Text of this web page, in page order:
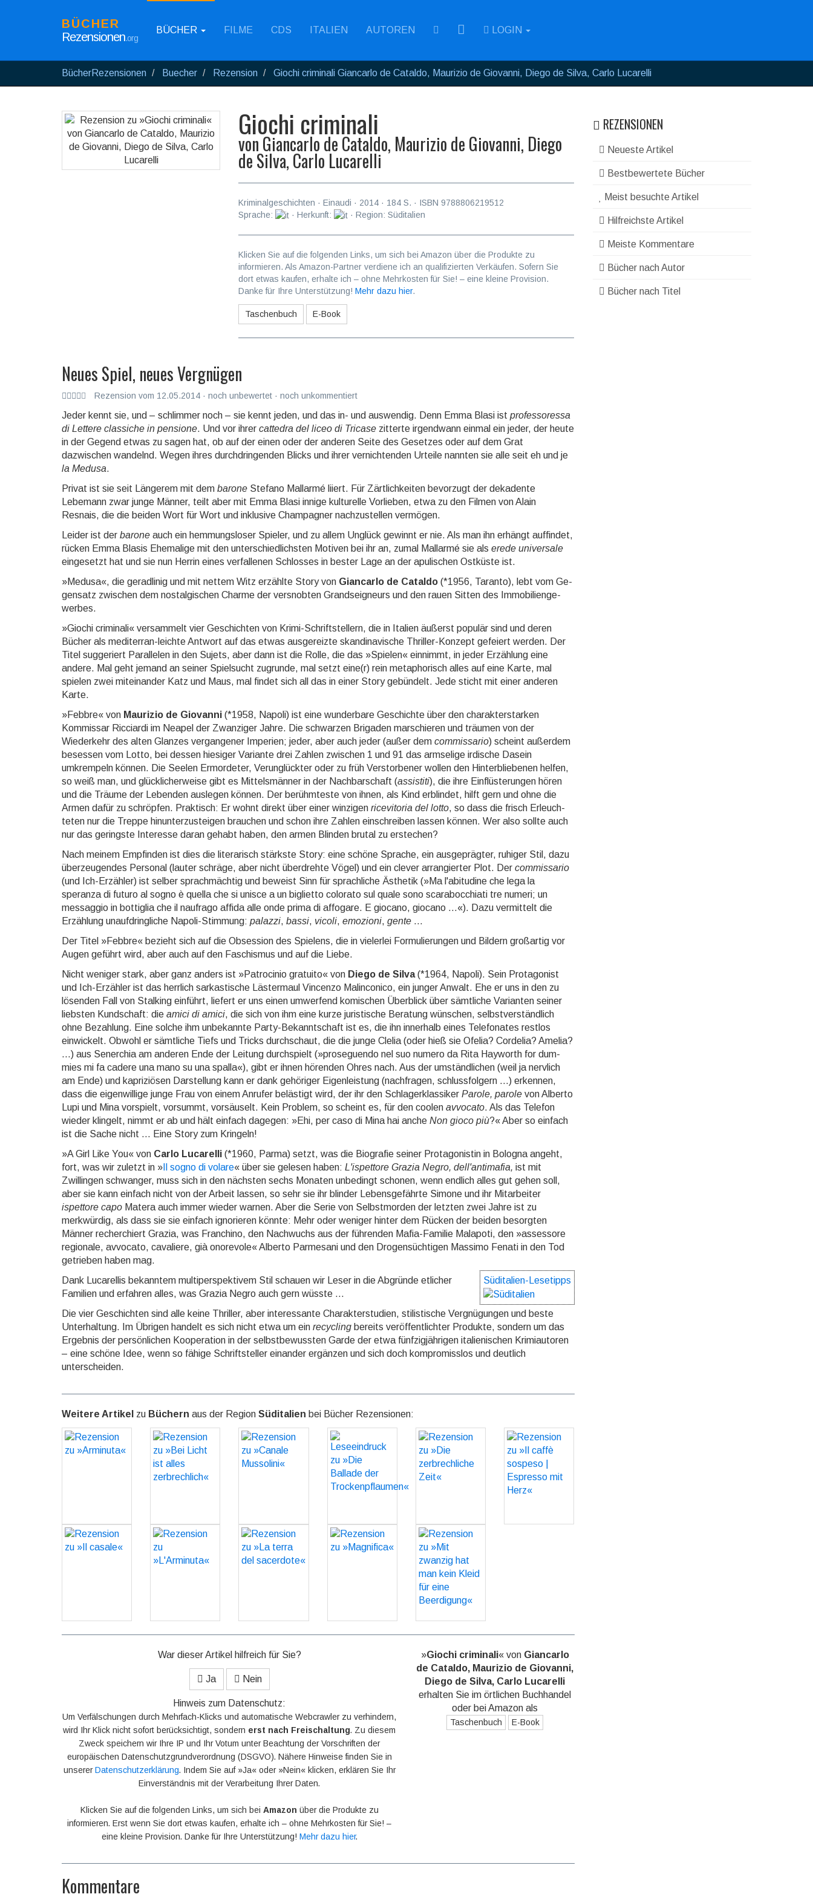
BÜCHER
Rezensionen.org
BÜCHER FILME CDS ITALIEN AUTOREN RSS LOGIN
BücherRezensionen Buecher Rezension Giochi criminali Giancarlo de Cataldo, Maurizio de Giovanni, Diego de Silva, Carlo Lucarelli
Giochi criminali
vonGiancarlo de Cataldo, Maurizio de Giovanni, Diego
de Silva, Carlo Lucarelli
Kriminalgeschichten ·Einaudi · 2014 · 184 S. · ISBN9788806219512
Sprache:
· Herkunft: · Region: Süditalien
Klicken Sie auf die folgenden Links, um sich bei Amazon über die Produkte zu
informieren. Als Amazon-Partner verdiene ich an qualifizierten Verkäufen. Sofern Sie
dort etwas kaufen, erhalte ich – ohne Mehrkosten für Sie! – eine kleine Provision.
Danke für Ihre Unterstützung!Mehr dazu hier.
Taschenbuch E-Book
Neues Spiel, neues Vergnügen
Rezension vom 12.05.2014 · noch unbewertet · noch unkommentiert
Jeder kennt sie, und – schlimmer noch – sie kennt jeden, und das in- und aus­wen­dig. Denn Emma Blasi ist professoressa
di Lettere classiche in pen­sio­ne. Und vor ihrer cattedra del liceo di Tricase zitterte irgend­wann einmal ein jeder, der heute
in der Gegend etwas zu sagen hat, ob auf der einen oder der anderen Seite des Gesetzes oder auf dem Grat
dazwischen wandelnd. Wegen ihres durchdringenden Blicks und ihrer vernichtenden Urteile nannten sie alle seit eh und je
la Medusa.
Privat ist sie seit Längerem mit dem barone Stefano Mallarmé liiert. Für Zärtlichkeiten bevorzugt der de­ka­den­te
Lebemann zwar junge Männer, teilt aber mit Emma Blasi innige kulturelle Vorlieben, etwa zu den Fil­men von Alain
Resnais, die die beiden Wort für Wort und inklusive Champagner nachzustellen vermö­gen.
Leider ist der barone auch ein hemmungsloser Spieler, und zu allem Unglück gewinnt er nie. Als man ihn erhängt auffindet,
rücken Emma Blasis Ehemalige mit den unterschiedlichsten Motiven bei ihr an, zumal Mallarmé sie als erede universale
eingesetzt hat und sie nun Herrin eines verfallenen Schlosses in bester Lage an der apulischen Ostküste ist.
»Medusa«, die geradlinig und mit nettem Witz erzählte Story von Giancarlo de Cataldo (*1956, Taranto), lebt vom Ge­
gen­satz zwischen dem nostalgischen Charme der versnobten Grandseigneurs und den rauen Sitten des Im­mo­bi­lien­ge­
wer­bes.
»Giochi criminali« versammelt vier Geschichten von Krimi-Schriftstellern, die in Italien äußerst populär sind und deren
Bücher als mediterran-leichte Antwort auf das etwas ausgereizte skandinavische Thriller-Kon­zept gefeiert werden. Der
Titel suggeriert Parallelen in den Sujets, aber dann ist die Rolle, die das »Spie­len« ein­nimmt, in jeder Erzählung eine
andere. Mal geht jemand an seiner Spielsucht zugrunde, mal setzt eine(r) rein metaphorisch alles auf eine Karte, mal
spielen zwei miteinander Katz und Maus, mal fin­det sich all das in einer Story gebündelt. Jede sticht mit einer anderen
Karte.
»Febbre« von Maurizio de Giovanni (*1958, Napoli) ist eine wunderbare Geschichte über den charakter­star­ken
Kommissar Ricciardi im Neapel der Zwanziger Jahre. Die schwarzen Brigaden marschieren und träu­men von der
Wiederkehr des alten Glanzes vergangener Imperien; jeder, aber auch jeder (außer dem commissario) scheint außerdem
besessen vom Lotto, bei dessen hiesiger Variante drei Zahlen zwischen 1 und 91 das armselige irdische Dasein
umkrempeln können. Die Seelen Ermordeter, Verunglückter oder zu früh Verstorbener wollen den Hinterbliebenen helfen,
so weiß man, und glücklicherweise gibt es Mittels­män­ner in der Nachbarschaft (assistiti), die ihre Einflüsterungen hören
und die Träume der Lebenden aus­legen können. Der berühmteste von ihnen, als Kind erblindet, hilft gern und ohne die
Armen dafür zu schröp­fen. Praktisch: Er wohnt direkt über einer winzigen ricevitoria del lotto, so dass die frisch Erleuch­
teten nur die Treppe hinunterzusteigen brauchen und schon ihre Zahlen einschreiben lassen können. Wer also sollte auch
nur das geringste Interesse daran gehabt haben, den armen Blinden brutal zu erstechen?
Nach meinem Empfinden ist dies die literarisch stärkste Story: eine schöne Sprache, ein ausgeprägter, ru­higer Stil, dazu
überzeugendes Personal (lauter schräge, aber nicht überdrehte Vögel) und ein clever ar­ran­gier­ter Plot. Der commissario
(und Ich-Erzähler) ist selber sprachmächtig und beweist Sinn für sprach­liche Ästhetik (»Ma l'abitudine che lega la
speranza di futuro al sogno è quella che si unisce a un biglietto colo­rato sul quale sono scarabocchiati tre numeri; un
messaggio in bottiglia che il naufrago affida alle onde prima di affogare. E giocano, giocano ...«). Dazu vermittelt die
Erzählung unaufdringliche Napoli-Stim­mung: palazzi, bassi, vicoli, emozioni, gente ...
Der Titel »Febbre« bezieht sich auf die Obsession des Spielens, die in vielerlei Formulierungen und Bil­dern großartig vor
Augen geführt wird, aber auch auf den Faschismus und auf die Liebe.
Nicht weniger stark, aber ganz anders ist »Patrocinio gratuito« von Diego de Silva(*1964, Napoli). Sein Pro­ta­go­nist
und Ich-Erzähler ist das herrlich sarkastische Lästermaul Vincenzo Malinconico, ein junger An­walt. Ehe er uns in den zu
lösenden Fall von Stalking einführt, liefert er uns einen umwerfend komi­schen Überblick über sämtliche Varianten seiner
liebsten Kundschaft: die amici di amici, die sich von ihm eine kurze juristische Beratung wünschen, selbstverständlich
ohne Bezahlung. Eine solche ihm unbekannte Party-Bekanntschaft ist es, die ihn innerhalb eines Telefonates restlos
einwickelt. Obwohl er sämtliche Tiefs und Tricks durchschaut, die die junge Clelia (oder hieß sie Ofelia? Cordelia? Amelia?
...) aus Sener­chia am anderen Ende der Leitung durchspielt (»proseguendo nel suo numero da Rita Hayworth for dum­
mies mi fa cadere una mano su una spalla«), gibt er ihnen hörenden Ohres nach. Aus der umständlichen (weil ja nerv­lich
am Ende) und kapriziösen Darstellung kann er dank gehöriger Eigenleistung (nachfragen, schluss­fol­gern ...) erkennen,
dass die eigenwillige junge Frau von einem Anrufer belästigt wird, der ihr den Schla­ger­klas­si­ker Parole, parole von Alberto
Lupi und Mina vorspielt, vorsummt, vorsäuselt. Kein Pro­blem, so scheint es, für den coolen avvocato. Als das Telefon
wieder klingelt, nimmt er ab und hält einfach da­ge­gen: »Ehi, per caso di Mina hai anche Non gioco più?« Aber so einfach
ist die Sache nicht ... Eine Story zum Kringeln!
»A Girl Like You« von Carlo Lucarelli (*1960, Parma) setzt, was die Biografie seiner Protagonistin in Bo­lo­gna angeht,
fort, was wir zuletzt in » Il sogno di volare« über sie gelesen haben: L'ispettore Grazia Negro, dell'antimafia, ist mit
Zwillingen schwanger, muss sich in den nächsten sechs Monaten unbedingt scho­nen, wenn endlich alles gut gehen soll,
aber sie kann einfach nicht von der Arbeit lassen, so sehr sie ihr blinder Lebensgefährte Si­mone und ihr Mitarbeiter
ispettore capo Matera auch immer wieder warnen. Aber die Serie von Selbstmor­den der letzten zwei Jahre ist zu
merkwürdig, als dass sie sie einfach ig­no­rie­ren könn­te: Mehr oder weniger hinter dem Rücken der beiden besorgten
Männer recherchiert Grazia, was Fran­chi­no, den Nachwuchs aus der führenden Mafia-Familie Malapoti, den »assessore
regionale, avvo­ca­to, ca­va­lie­re, già onorevole« Alber­to Parmesani und den Drogensüchtigen Massimo Fenati in den Tod
getrieben haben mag.
Süditalien-Lesetipps
Dank Lucarellis bekanntem multiperspektivem Stil schauen wir Leser in die Abgründe etlicher
Familien und erfahren alles, was Grazia Negro auch gern wüsste ...
Die vier Geschichten sind alle keine Thriller, aber interessante Charakterstudien, stilistische Vergnügungen und beste
Unterhaltung. Im Übrigen handelt es sich nicht etwa um ein recycling bereits veröffentlichter Pro­duk­te, sondern um das
Ergebnis der persönlichen Kooperation in der selbstbewussten Garde der etwa fünf­zig­jäh­ri­gen italienischen Krimiautoren
– eine schöne Idee, wenn so fähige Schriftsteller einander er­gän­zen und sich doch kompromisslos und deutlich
unterscheiden.
Weitere Artikel zu Büchern aus der Region Süditalien bei Bücher Rezensionen:
Rezension zu
»Arminuta«
Rezension zu
»Bei Licht ist
alles
zerbrechlich«
Rezension zu
»Canale
Mussolini«
Leseeindruck
zu »Die
Ballade der
Trockenpflaumen«
Rezension zu
»Die
zerbrechliche
Zeit«
Rezension zu
»Il caffè
sospeso |
Espresso mit
Herz«
Rezension zu
»Il casale«
Rezension zu
»L'Arminuta«
Rezension zu
»La terra del
sacerdote«
Rezension zu
»Magnifica«
Rezension zu
»Mit zwanzig
hat man kein
Kleid für eine
Beerdigung«
War dieser Artikel hilfreich für Sie?
Ja Nein
Hinweis zum Datenschutz:
Um Verfälschungen durch Mehrfach-Klicks und automatische Webcrawler zu verhindern,
wird Ihr Klick nicht sofort berücksichtigt, sondern erst nach Freischaltung. Zu diesem
Zweck speichern wir Ihre IP und Ihr Votum unter Beachtung der Vorschriften der
europäischen Datenschutzgrundverordnung (DSGVO). Nähere Hinweise finden Sie in
unsererDatenschutzerklärung. Indem Sie auf »Ja« oder »Nein« klicken, erklären Sie Ihr
Einverständnis mit der Verarbeitung Ihrer Daten.
Klicken Sie auf die folgenden Links, um sich bei Amazon über die Produkte zu
informieren. Erst wenn Sie dort etwas kaufen, erhalte ich – ohne Mehrkosten für Sie! –
eine kleine Provision. Danke für Ihre Unterstützung! Mehr dazu hier.
»Giochi criminali« von Giancarlo
de Cataldo, Maurizio de Giovanni,
Diego de Silva, Carlo Lucarelli
erhalten Sie im örtlichen Buchhandel
oder bei Amazon als
Taschenbuch E-Book
Kommentare
REZENSIONEN
Neueste Artikel
Bestbewertete Bücher
Meist besuchte Artikel
Hilfreichste Artikel
Meiste Kommentare
Bücher nach Autor
Bücher nach Titel